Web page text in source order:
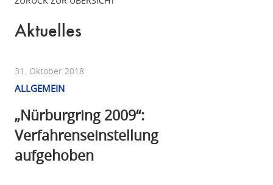
Aktuelles
31. Oktober 2018
ALLGEMEIN
„Nürburgring 2009“:
Verfahrenseinstellung
aufgehoben